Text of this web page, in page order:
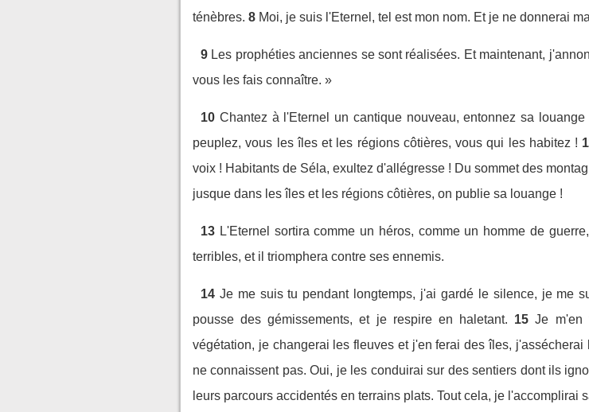
ténèbres. 8 Moi, je suis l'Eternel, tel est mon nom. Et je ne donnerai
9 Les prophéties anciennes se sont réalisées. Et maintenant,
vous les fais connaître. »
10 Chantez à l'Eternel un cantique nouveau, entonnez sa
peuplez, vous les îles et les régions côtières, vous qui les habitez !
voix ! Habitants de Séla, exultez d'allégresse ! Du sommet des
jusque dans les îles et les régions côtières, on publie sa louange !
13 L'Eternel sortira comme un héros, comme un homme de
terribles, et il triomphera contre ses ennemis.
14 Je me suis tu pendant longtemps, j'ai gardé le silence, je me
pousse des gémissements, et je respire en haletant. 15 Je m'en
végétation, je changerai les fleuves et j'en ferai des îles, j'assécherai
ne connaissent pas. Oui, je les conduirai sur des sentiers dont ils
leurs parcours accidentés en terrains plats. Tout cela, je l'accomplirai